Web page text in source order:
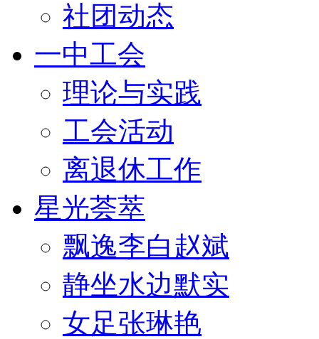
社团动态
一中工会
理论与实践
工会活动
离退休工作
星光荟萃
飘逸李白赵斌
静坐水边默实
女足张琳艳